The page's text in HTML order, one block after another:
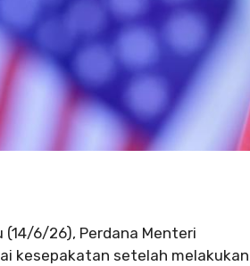
6/26), Perdana Menteri
kesepakatan setelah melakukan